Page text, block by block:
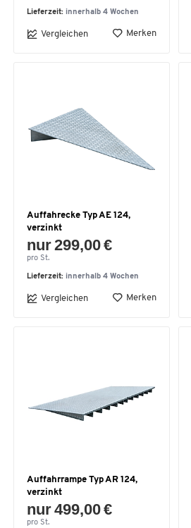
Lieferzeit: innerhalb 4 Wochen
Vergleichen Merken
Auffahrecke Typ AE 124,
verzinkt
nur 299,00 €
pro St.
Lieferzeit: innerhalb 4 Wochen
Vergleichen Merken
Auffahrrampe Typ AR 124,
verzinkt
nur 499,00 €
pro St.